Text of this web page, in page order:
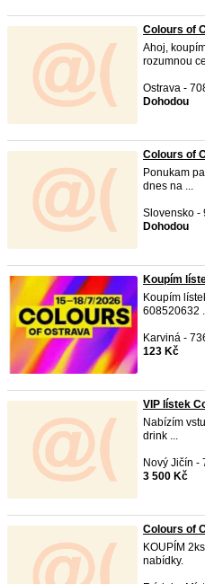
Colours of
Ahoj,
rozumnou
Ostrava -
Dohodou
Colours of
Ponukam
dnes na ...
Slovensko -
Dohodou
Koupím
Koupím
608520632
Karviná -
123 Kč
VIP lístek
Nabízím
drink ...
Nový Jičín -
3 500 Kč
Colours of
KOUPÍM
nabídky.